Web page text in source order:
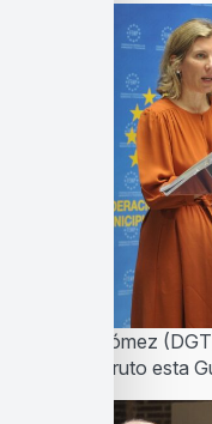
Susana Gómez
la que es fruto esta